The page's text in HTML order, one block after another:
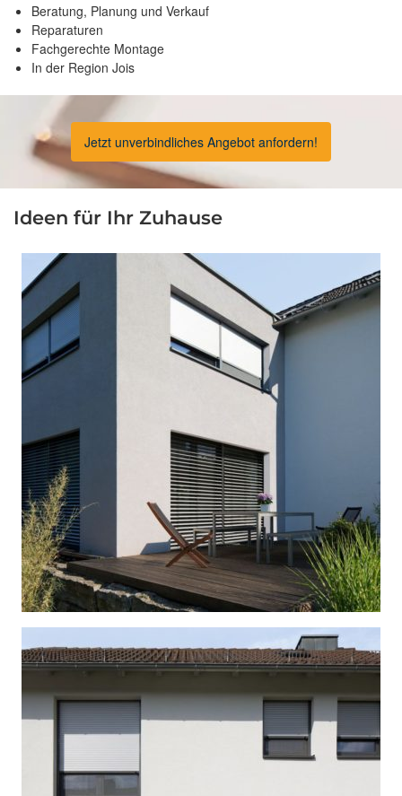
Beratung, Planung und Verkauf
Reparaturen
Fachgerechte Montage
In der Region Jois
Jetzt unverbindliches Angebot anfordern!
Ideen für Ihr Zuhause